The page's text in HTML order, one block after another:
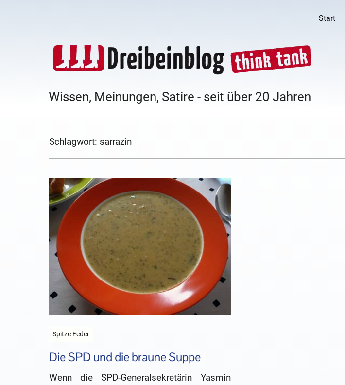
Start
Wissen, Meinungen, Satire - seit über 20 Jahren
Schlagwort: sarrazin
Spitze Feder
Die SPD und die braune Suppe
Wenn die SPD-Generalsekretärin Yasmin